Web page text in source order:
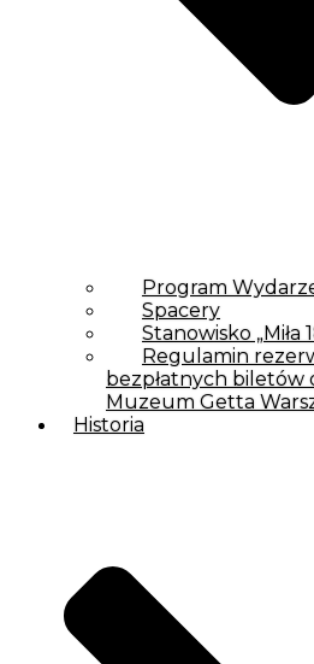
Program
Spacery
Stanowisko „Miła
Regulamin
bezpłatnych biletów
Muzeum Getta
Historia